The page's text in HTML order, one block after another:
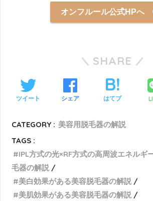
オンフルール公式HPへ
SHARE
ツイート シェア はてブ
CATEGORY : 美容用脱毛器の解説
TAGS :
IPL方式の光×RF方式の高周波エネルギ
毛器の解説
美白効果がある美容脱毛器の解説
美肌効果がある美容脱毛器の解説